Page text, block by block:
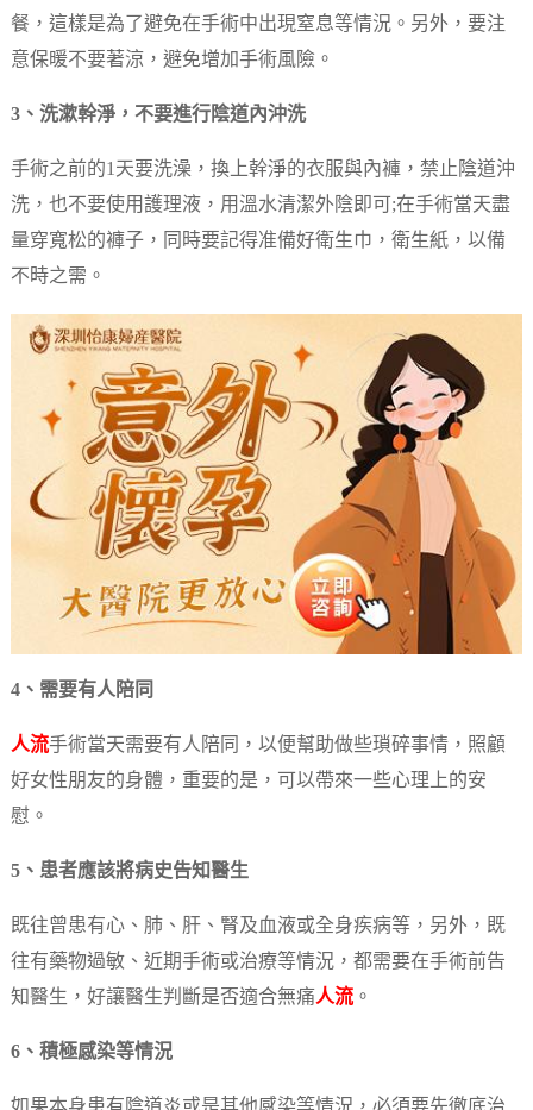
餐，這樣是為了避免在手術中出現窒息等情況。另外，要注
意保暖不要著涼，避免增加手術風險。
3、洗漱幹淨，不要進行陰道內沖洗
手術之前的1天要洗澡，換上幹淨的衣服與內褲，禁止陰道沖
洗，也不要使用護理液，用溫水清潔外陰即可;在手術當天盡
量穿寬松的褲子，同時要記得准備好衛生巾，衛生紙，以備
不時之需。
4、需要有人陪同
人流手術當天需要有人陪同，以便幫助做些瑣碎事情，照顧
好女性朋友的身體，重要的是，可以帶來一些心理上的安
慰。
5、患者應該將病史告知醫生
既往曾患有心、肺、肝、腎及血液或全身疾病等，另外，既
往有藥物過敏、近期手術或治療等情況，都需要在手術前告
知醫生，好讓醫生判斷是否適合無痛人流。
6、積極感染等情況